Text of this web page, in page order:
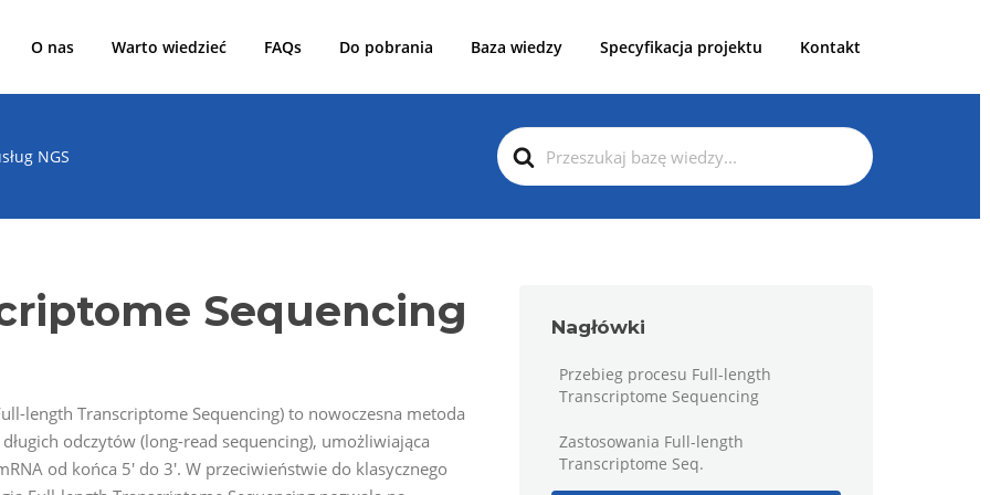
O nas Warto wiedzieć FAQs Do pobrania Baza wiedzy Specyfikacja projektu Kontakt
Search
For
NGS
Sequencing
length Transcriptome Sequencing) to nowoczesna metoda
odczytów (long-read sequencing), umożliwiająca
od końca 5′ do 3′. W przeciwieństwie do klasycznego
Nagłówki
Przebieg procesu Full-length
Transcriptome Sequencing
Zastosowania Full-length
Transcriptome Seq.